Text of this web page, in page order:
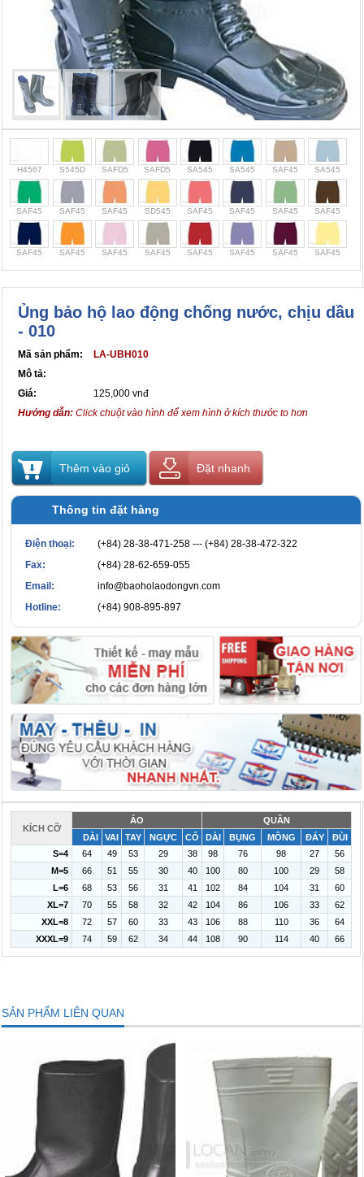
H4567 S545D SAFD5 SAFD5 SA545 SA545 SAF45 SA545
SAF45 SAF45 SAF45 SD545 SAF45 SAF45 SAF45 SAF45
SAF45 SAF45 SAF45 SAF45 SAF45 SAF45 SAF45 SAF45
Ủng bảo hộ lao động chống nước, chịu dầu
- 010
Mã sản phẩm:
LA-UBH010
Mô tả:
Giá:
125,000 vnđ
Hướng dẫn: Click chuột vào hình để xem hình ở kích thước to hơn
Thêm vào giỏ Đặt nhanh
Thông tin đặt hàng
Điện thoại:
(+84) 28-38-471-258 --- (+84) 28-38-472-322
Fax:
(+84) 28-62-659-055
Email:
info@baoholaodongvn.com
Hotline:
(+84) 908-895-897
KÍCH CỠ
ÁO
QUẦN
DÀI
VAI TAY NGỰC CỔ DÀI BỤNG MÔNG ĐÁY
ĐÙI
S=4
64 49 53 29 38 98 76 98 27
56
M=5
66 51 55 30 40 100 80 100 29
58
L=6
68 53 56 31 41 102 84 104 31
60
XL=7
70 55 58 32 42 104 86 106 33
62
XXL=8
72 57 60 33 43 106 88 110 36
64
XXXL=9
74 59 62 34 44 108 90 114 40 66
SẢN PHẨM LIÊN QUAN
Cọc giao thông, rào chắn công trình
Bình chữa cháy, cứu hỏa
Chính sách bảo mật thông tin